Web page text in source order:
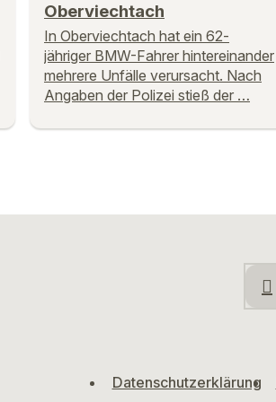
Oberviechtach
In Oberviechtach hat ein 62-
jähriger BMW-Fahrer hintereinander
mehrere Unfälle verursacht. Nach
Angaben der Polizei stieß der …
Datenschutzerklärung